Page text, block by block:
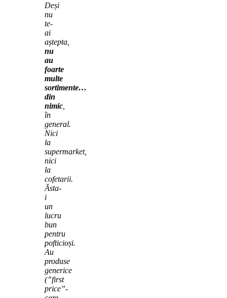
Deși
nu
te-
ai
aștepta,
nu
au
foarte
multe
sortimente…
din
nimic
în
general.
Nici
la
supermarket,
nici
la
cofetarii.
Ăsta-
i
un
lucru
bun
pentru
pofticioși.
Au
produse
generice
(”first
price”-